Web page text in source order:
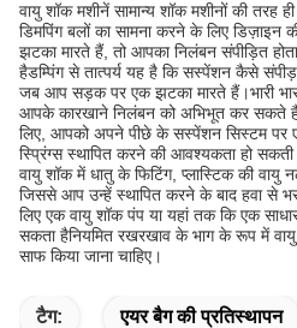
वायु शॉक मशीनें सामान्य शॉक मशीनों की तरह
डिमपिंग बलों का सामना करने के लिए
झटका मारते हैं, तो आपका निलंबन संपीड़ित
हैडम्पिंग से तात्पर्य यह है कि सस्पेंशन कैसे
जब आप सड़क पर एक झटका मारते हैं।भारी
आपके कारखाने निलंबन को अभिभूत कर सकते
लिए, आपको अपने पीछे के सस्पेंशन सिस्टम पर
स्प्रिंग्स स्थापित करने की आवश्यकता हो
वायु शॉक में धातु के फिटिंग, प्लास्टिक की वायु
जिससे आप उन्हें स्थापित करने के बाद हवा से
लिए एक वायु शॉक पंप या यहां तक कि एक
सकता हैनियमित रखरखाव के भाग के रूप में
साफ किया जाना चाहिए।
टैग: एयर बैग की प्रतिस्थापन